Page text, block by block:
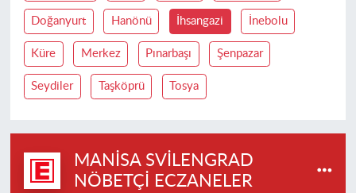
Doğanyurt Hanönü İhsangazi İnebolu
Küre Merkez Pınarbaşı Şenpazar
Seydiler Taşköprü Tosya
MANISA SVILENGRAD
NÖBETÇI ECZANELER